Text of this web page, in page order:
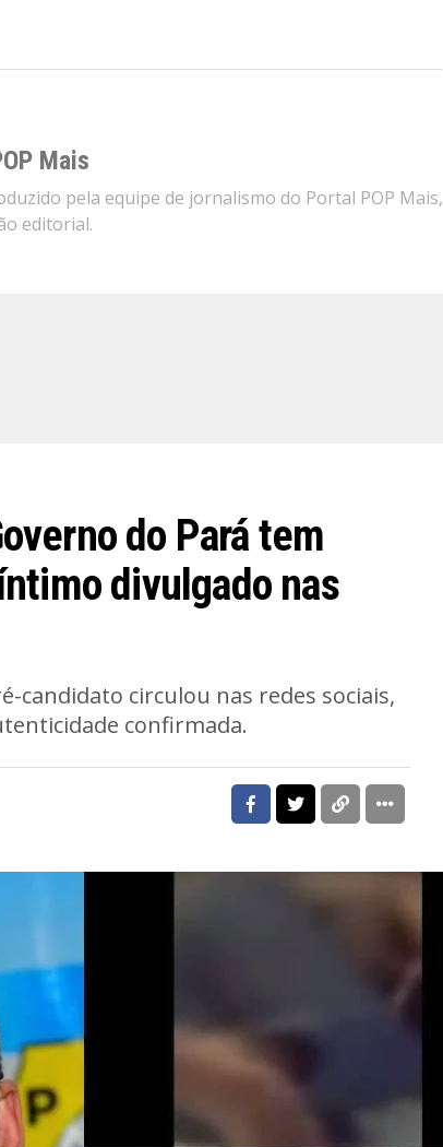
Mais
pela equipe de jornalismo do Portal POP Mais,
editorial.
do Pará tem
divulgado nas
candidato circulou nas redes sociais,
confirmada.